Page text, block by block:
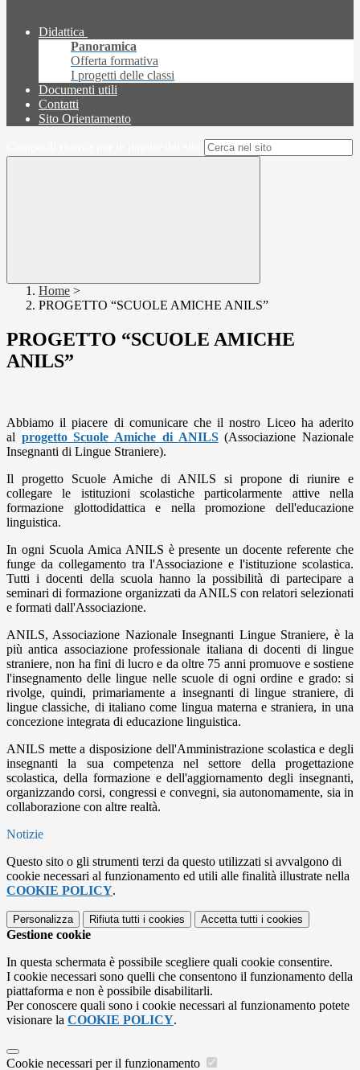
Didattica
Panoramica
Offerta formativa
I progetti delle classi
Documenti utili
Contatti
Sito Orientamento
Home >
PROGETTO “SCUOLE AMICHE ANILS”
PROGETTO “SCUOLE AMICHE
ANILS”
Abbiamo il piacere di comunicare che il nostro Liceo ha aderito
al progetto Scuole Amiche di ANILS(Associazione Nazionale
Insegnanti di Lingue Straniere).
Il progetto Scuole Amiche di ANILS si propone di riunire e
collegare le istituzioni scolastiche particolarmente attive nella
formazione glottodidattica e nella promozione dell'educazione
linguistica.
In ogni Scuola Amica ANILS è presente un docente referente che
funge da collegamento tra l'Associazione e l'istituzione scolastica.
Tutti i docenti della scuola hanno la possibilità di partecipare a
seminari di formazione organizzati da ANILS con relatori selezionati
e formati dall'Associazione.
ANILS, Associazione Nazionale Insegnanti Lingue Straniere, è la
più antica associazione professionale italiana di docenti di lingue
straniere, non ha fini di lucro e da oltre 75 anni promuove e sostiene
l'insegnamento delle lingue nelle scuole di ogni ordine e grado: si
rivolge, quindi, primariamente a insegnanti di lingue straniere, di
lingue classiche, di italiano come lingua materna e straniera, in una
concezione integrata di educazione linguistica.
ANILS mette a disposizione dell'Amministrazione scolastica e degli
insegnanti la sua competenza nel settore della progettazione
scolastica, della formazione e dell'aggiornamento degli insegnanti,
organizzando corsi, congressi e convegni, sia autonomamente, sia in
collaborazione con altre realtà.
Notizie
Questo sito o gli strumenti terzi da questo utilizzati si avvalgono di
cookie necessari al funzionamento ed utili alle finalità illustrate nella
COOKIE POLICY.
Personalizza Rifiuta tutti i cookies Accetta tutti i cookies
Gestione cookie
In questa schermata è possibile scegliere quali cookie consentire.
I cookie necessari sono quelli che consentono il funzionamento della
piattaforma e non è possibile disabilitarli.
Per conoscere quali sono i cookie necessari al funzionamento potete
visionare la COOKIE POLICY.
Cookie necessari per il funzionamento